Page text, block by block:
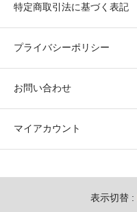
特定商取引法に基づく表記
プライバシーポリシー
お問い合わせ
マイアカウント
表示切替 :